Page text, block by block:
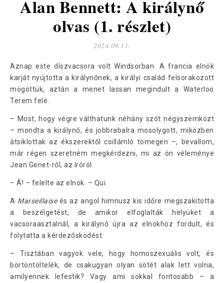
Alan Bennett: A királynő
olvas (1. részlet)
2024.09.11.
Aznap este díszvacsora volt Windsorban. A francia elnök
karját nyújtotta a királynőnek, a királyi család felsorakozott
mögöttük, aztán a menet lassan megindult a Waterloo
Terem felé.
– Most, hogy végre válthatunk néhány szót négyszemközt
– mondta a királynő, és jobbrabalra mosolygott, miközben
átsiklottak az ékszerektől csillámló tömegen –, bevallom,
már régen szeretném megkérdezni, mi az ön véleménye
Jean Genet-ről, az íróról.
– Á! – felelte az elnök. – Qui.
A Marseillaise és az angol himnusz kis időre megszakította
a beszélgetést, de amikor elfoglalták helyüket a
vacsoraasztalnál, a királynő újra az elnökhöz fordult, és
folytatta a kérdezősködést:
– Tisztában vagyok vele, hogy homoszexuális volt, és
börtöntöltelék, de csakugyan olyan sötét alak lett volna,
amilyennek lefestik? Vagy ami sokkal fontosabb – a